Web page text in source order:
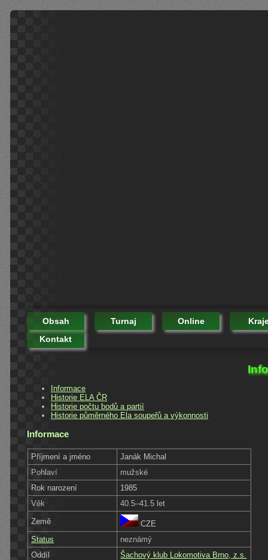
Obsah Turnaj Online
Kontakt
Informace
Historie ELA ČR
Historie počtu bodů a partií
Historie půměrného Ela soupeřů a výkonnosti
Informace
Příjmení a jméno
Janák Michal
Pohlaví
mužské
Rok narození
1985
Věk
40.5–41.5 let
Země
CZE
Status
neznámý
Oddíl
Šachový klub Lokomotiva Brno, z.s.